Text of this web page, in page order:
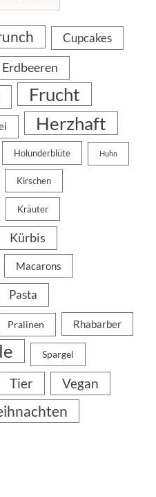
Cupcakes
Erdbeeren
Frucht
Herzhaft
Holunderblüte Huhn
Kirschen
Kräuter
Kürbis
Macarons
Pasta
Pralinen Rhabarber
Spargel
Tier Vegan